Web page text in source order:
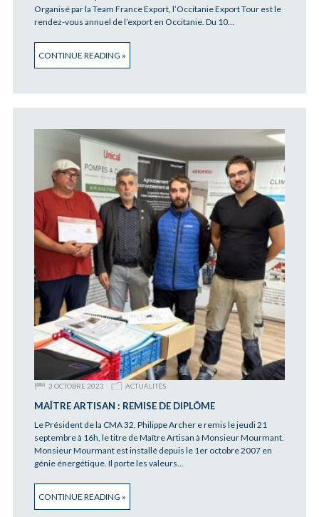
Organisé par la Team France Export, l’Occitanie Export Tour est le
rendez-vous annuel de l’export en Occitanie. Du 10…
CONTINUE READING »
3 OCTOBRE 2023 ACTUALITÉS
MAÎTRE ARTISAN : REMISE DE DIPLÔME
Le Président de la CMA 32, Philippe Archer e remis le jeudi 21
septembre à 16h, le titre de Maître Artisan à Monsieur Mourmant.
Monsieur Mourmant est installé depuis le 1er octobre 2007 en
génie énergétique. Il porte les valeurs…
CONTINUE READING »